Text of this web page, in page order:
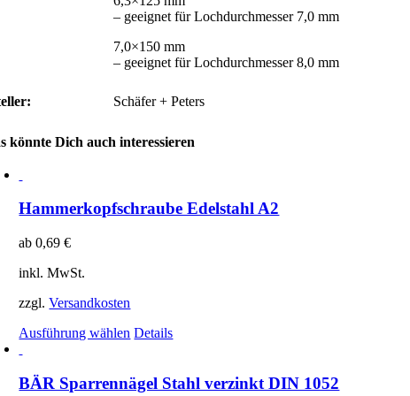
– geeignet für Lochdurchmesser 7,0 mm
7,0×150 mm
– geeignet für Lochdurchmesser 8,0 mm
Schäfer + Peters
könnte Dich auch interessieren
Hammerkopfschraube Edelstahl A2
ab0,69€
inkl. MwSt.
zzgl.Versandkosten
Ausführung wählen Details
BÄR Sparrennägel Stahl verzinkt DIN 1052